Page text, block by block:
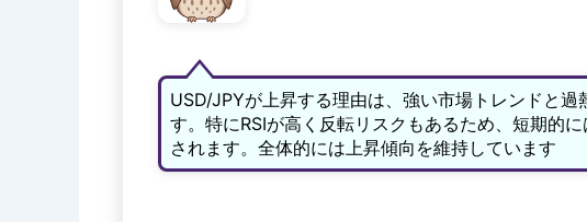
USD/JPYが上昇する理由は、強い市場トレンドと過
す。特にRSIが高く反転リスクもあるため、短期的
されます。全体的には上昇傾向を維持しています